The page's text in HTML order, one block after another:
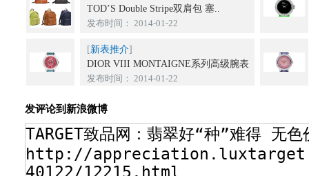
TOD’S Double Stripe双肩包 塞..
发布时间： 2014-01-22
[新表推介]
DIOR VIII MONTAIGNE系列高级腕表
发布时间： 2014-01-22
发评论到新浪微博